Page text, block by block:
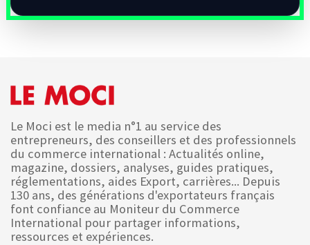
Le Moci est le media n°1 au service des
entrepreneurs, des conseillers et des professionnels
du commerce international : Actualités online,
magazine, dossiers, analyses, guides pratiques,
réglementations, aides Export, carrières... Depuis
130 ans, des générations d'exportateurs français
font confiance au Moniteur du Commerce
International pour partager informations,
ressources et expériences.